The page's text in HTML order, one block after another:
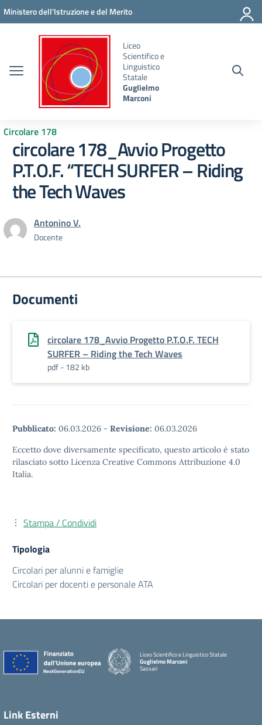
Vai ai contenuti
Vai al menu di navigazione
Vai al footer
Ministero dell'Istruzione e del Merito
Liceo
Scientifico e
Linguistico
Statale
Guglielmo
Marconi
Circolare 178
circolare 178_Avvio Progetto
P.T.O.F. “TECH SURFER – Riding
the Tech Waves
Antonino V.
Docente
Documenti
circolare 178_Avvio Progetto P.T.O.F. TECH
SURFER – Riding the Tech Waves
pdf - 182 kb
Pubblicato: 06.03.2026 - Revisione: 06.03.2026
Eccetto dove diversamente specificato, questo articolo è stato
rilasciato sotto Licenza Creative Commons Attribuzione 4.0
Italia.
Stampa / Condividi
Tipologia
Circolari per alunni e famiglie
Circolari per docenti e personale ATA
Liceo Scientifico e Linguistico Statale
Guglielmo Marconi
Sassari
Link Esterni